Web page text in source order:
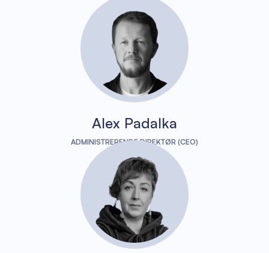
Alex Padalka
ADMINISTRERENDE DIREKTØR (CEO)